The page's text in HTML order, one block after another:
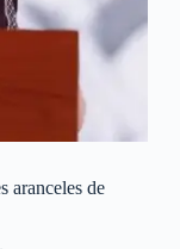
aranceles de